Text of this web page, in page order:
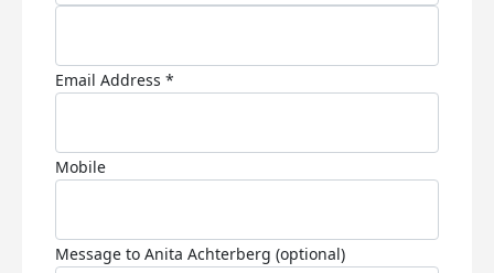
Email Address *
Mobile
Message to Anita Achterberg (optional)